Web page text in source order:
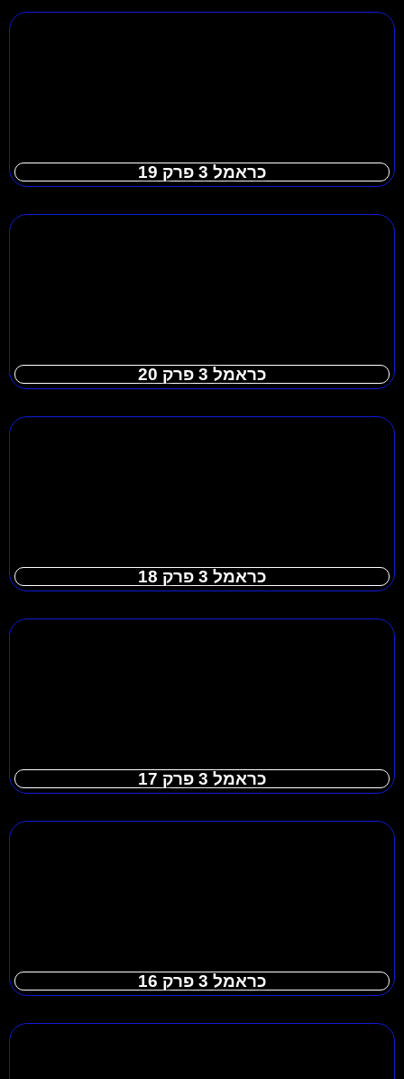
כראמל 3 פרק 19
כראמל 3 פרק 20
כראמל 3 פרק 18
כראמל 3 פרק 17
כראמל 3 פרק 16